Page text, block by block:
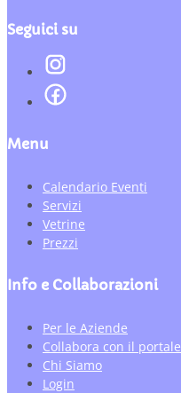
Seguici su
Menu
Calendario Eventi
Servizi
Vetrine
Prezzi
Info e Collaborazioni
Per le Aziende
Collabora con il portale
Chi Siamo
Login